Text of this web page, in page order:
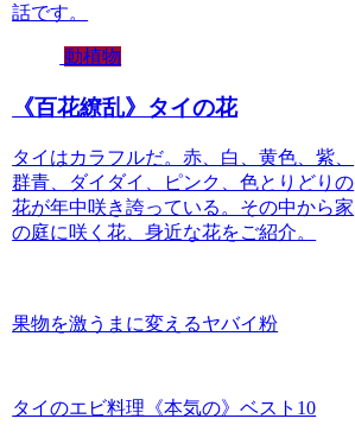
話です。
動植物
《百花繚乱》タイの花
タイはカラフルだ。赤、白、黄色、紫、
群青、ダイダイ、ピンク、色とりどりの
花が年中咲き誇っている。その中から家
の庭に咲く花、身近な花をご紹介。
果物を激うまに変えるヤバイ粉
タイのエビ料理《本気の》ベスト10